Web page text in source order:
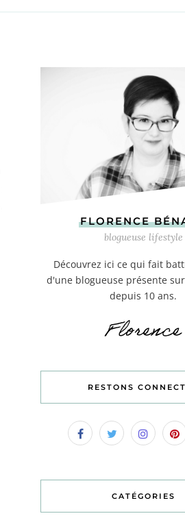
FLORENCE
blogueuse lifestyle
Découvrez ici ce qui fait
d'une blogueuse présente
depuis 10 ans.
RESTONS
CATÉGORIES